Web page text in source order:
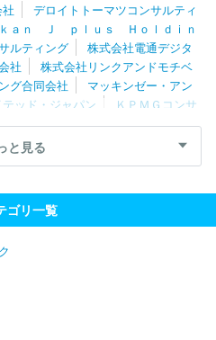
デロイトトーマツコンサルティ
ｋａｎ Ｊ ｐｌｕｓ Ｈｏｌｄｉｎ
ルティング
株式会社電通デジタ
社
株式会社リンクアンドモチベ
グ合同会社
マッキンゼー・アン
ッド・ジャパン
ＫＰＭＧコンサ
井総合研究所
ＥＹストラテジ
式会社
ボストン・コンサルティン
ネジメントソリューションズ
Ｗ
リブ・コンサルティング
グス株式会社
と見る
ゴリ一覧